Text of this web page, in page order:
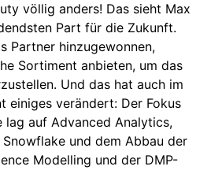
völlig anders! Das sieht Max
Part für die Zukunft.
Partner hinzugewonnen,
Sortiment anbieten, um das
Und das hat auch im
einiges verändert: Der Fokus
lag auf Advanced Analytics,
und dem Abbau der
Modelling und der DMP-